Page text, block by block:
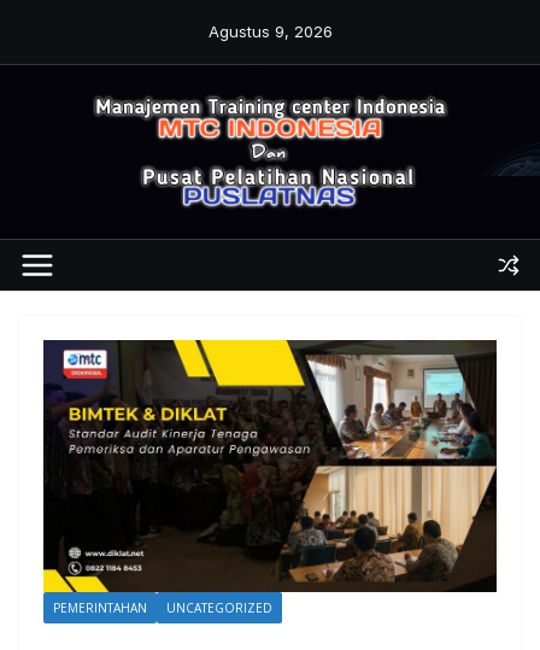
Agustus 9, 2026
PEMERINTAHAN UNCATEGORIZED